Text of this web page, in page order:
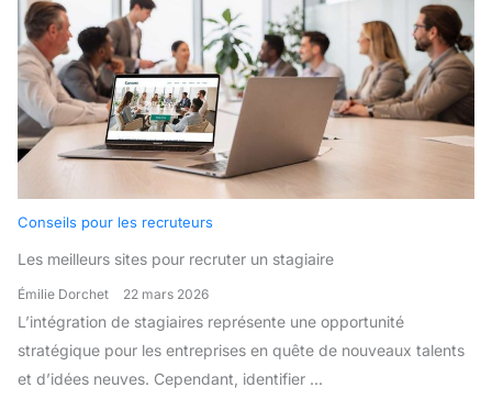
Conseils pour les recruteurs
Les meilleurs sites pour recruter un stagiaire
Émilie Dorchet 22 mars 2026
L’intégration de stagiaires représente une opportunité
stratégique pour les entreprises en quête de nouveaux talents
et d’idées neuves. Cependant, identifier ...